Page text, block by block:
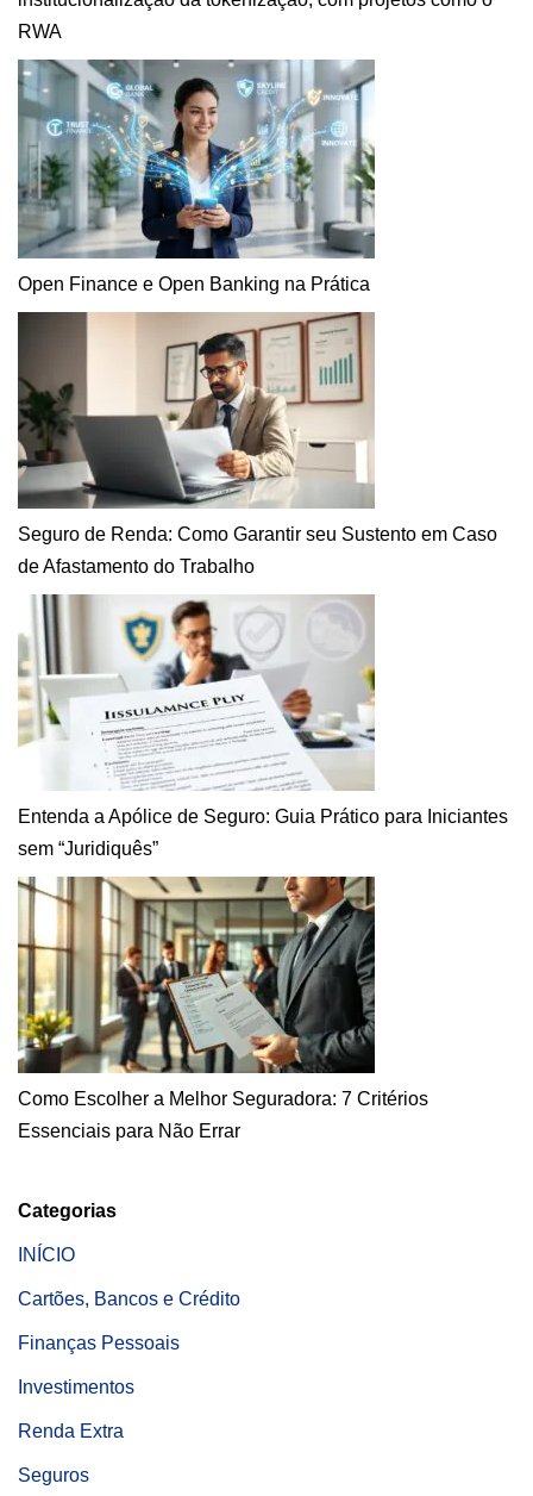
RWA
Open Finance e Open Banking na Prática
Seguro de Renda: Como Garantir seu Sustento em Caso
de Afastamento do Trabalho
Entenda a Apólice de Seguro: Guia Prático para Iniciantes
sem “Juridiquês”
Como Escolher a Melhor Seguradora: 7 Critérios
Essenciais para Não Errar
Categorias
INÍCIO
Cartões, Bancos e Crédito
Finanças Pessoais
Investimentos
Renda Extra
Seguros